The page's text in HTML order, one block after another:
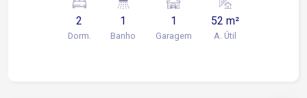
armário planejado completo) Sala aconchegante
com painel planejado Cozinha com armário
planejado 1 Banheiro com Box e armário
2
Dorm.
1
Banho
1
Garagem
52 m²
A. Útil